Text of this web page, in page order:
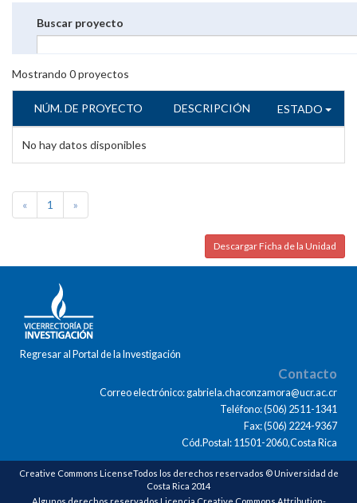
Buscar proyecto
Mostrando 0proyectos
NÚM. DE PROYECTO DESCRIPCIÓN ESTADO
No hay datos disponibles
« 1 »
Descargar Ficha de la Unidad
Regresar al Portal de la Investigación
Contacto
Correo electrónico: gabriela.chaconzamora@ucr.ac.cr
Teléfono: (506) 2511-1341
Fax: (506) 2224-9367
Cód.Postal: 11501-2060,Costa Rica
Creative Commons LicenseTodos los derechos reservados © Universidad de
Costa Rica 2014